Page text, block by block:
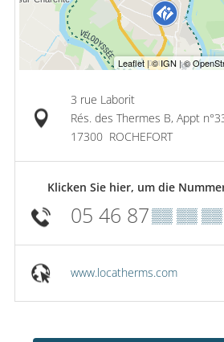
3 rue Laborit
Rés. des Thermes B, Appt
17300 ROCHEFORT
Klicken Sie hier, um die
05 46 87▒▒ ▒▒ ▒▒
www.locatherms.com